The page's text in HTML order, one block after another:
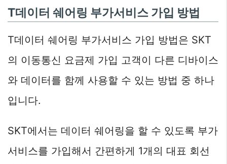
T데이터 쉐어링 부가서비스 가입 방법
T데이터 쉐어링 부가서비스 가입 방법은 SKT
의 이동통신 요금제 가입 고객이 다른 디바이스
와 데이터를 함께 사용할 수 있는 방법 중 하나
입니다.
SKT에서는 데이터 쉐어링을 할 수 있도록 부가
서비스를 가입해서 간편하게 1개의 대표 회선